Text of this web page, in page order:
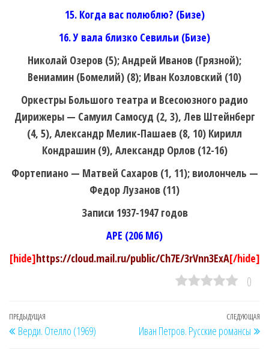
15. Когда вас полюблю? (Бизе)
16. У вала близко Севильи (Бизе)
Николай Озеров (5); Андрей Иванов (Грязной);
Вениамин (Бомелий) (8); Иван Козловский (10)
Оркестры Большого театра и Всесоюзного радио
Дирижеры — Самуил Самосуд (2, 3), Лев Штейнберг
(4, 5), Александр Мелик-Пашаев (8, 10) Кирилл
Кондрашин (9), Александр Орлов (12-16)
Фортепиано — Матвей Сахаров (1, 11); виолончель —
Федор Лузанов (11)
Записи 1937-1947 годов
APE (206 Мб)
[hide]https://cloud.mail.ru/public/Ch7E/3rVnn3ExA[/hide]
0
Навигация
по
Предыдущая
запись
ПРЕДЫДУЩАЯ
Верди. Отелло (1969)
СЛЕДУЮЩАЯ
Иван Петров. Русские романсы